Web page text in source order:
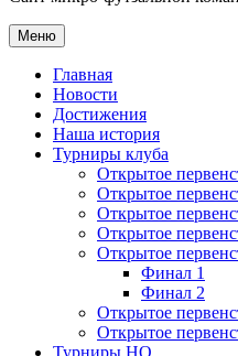
Меню
Главная
Новости
Достижения
Наша история
Турниры клуба
Открытое
Открытое
Открытое
Открытое
Открытое
Финал 1
Финал 2
Открытое
Открытое
Турниры НО